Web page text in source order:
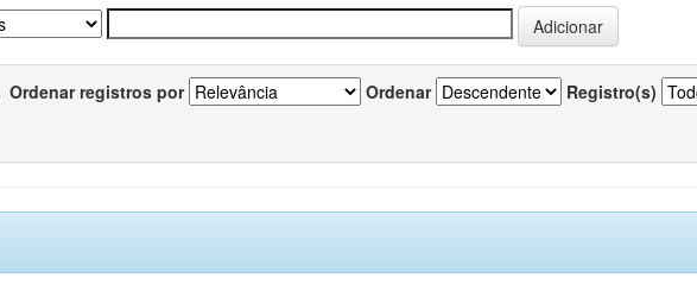
Ordenar registros por Ordenar Registro(s)